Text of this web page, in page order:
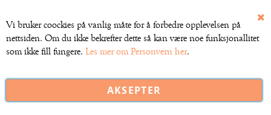
Vi bruker coockies på vanlig måte for å forbedre opplevelsen på
nettsiden. Om du ikke bekrefter dette så kan være noe funksjonallitet
som ikke fill fungere. Les mer om Personvern her.
AKSEPTER